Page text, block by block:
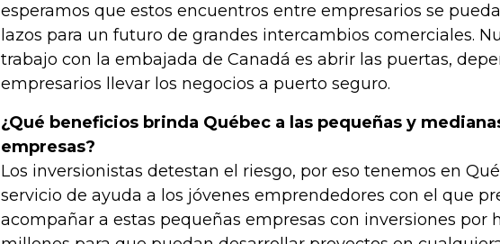
esperamos que estos encuentros entre empresarios se
lazos para un futuro de grandes intercambios comerciales.
trabajo con la embajada de Canadá es abrir las puertas,
empresarios llevar los negocios a puerto seguro.
¿Qué beneficios brinda Québec a las pequeñas y
empresas?
Los inversionistas detestan el riesgo, por eso tenemos en
servicio de ayuda a los jóvenes emprendedores con el que
acompañar a estas pequeñas empresas con inversiones por